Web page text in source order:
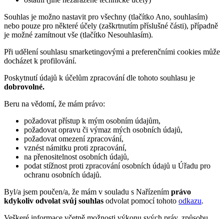
Souhlas je možno nastavit pro všechny (tlačítko Ano, souhlasím)
nebo pouze pro některé účely (zaškrtnutím příslušné části), případně
je možné zamítnout vše (tlačítko Nesouhlasím).
Při udělení souhlasu smarketingovými a preferenčními cookies může
docházet k profilování.
Poskytnutí údajů k účelům zpracování dle tohoto souhlasu je
dobrovolné.
Beru na vědomí, že mám právo:
požadovat přístup k mým osobním údajům,
požadovat opravu či výmaz mých osobních údajů,
požadovat omezení zpracování,
vznést námitku proti zpracování,
na přenositelnost osobních údajů,
podat stížnost proti zpracování osobních údajů u Úřadu pro
ochranu osobních údajů.
Byl/a jsem poučen/a, že mám v souladu s Nařízením právo
kdykoliv odvolat svůj souhlas odvolat pomocí tohoto odkazu.